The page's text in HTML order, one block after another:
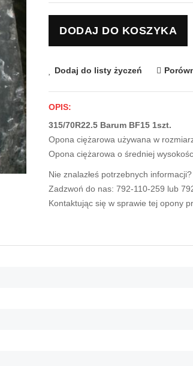
DODAJ DO KOSZYKA
Dodaj do listy życzeń
OPIS:
315/70R22.5 Barum BF15 1szt.
Opona ciężarowa używana w
Opona ciężarowa o średniej
Nie znalazłeś potrzebnych informacji?
Zadzwoń do nas: 792-110-259 lub
Kontaktując się w sprawie tej opony